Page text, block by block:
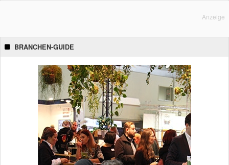
Anzeige
BRANCHEN-GUIDE